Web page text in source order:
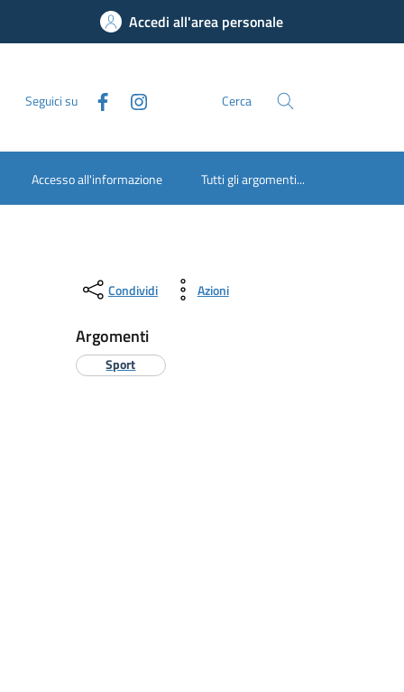
Accedi all'area personale
Seguici su Cerca
Accesso all'informazione Tutti gli argomenti...
Condividi Azioni
Argomenti
Sport